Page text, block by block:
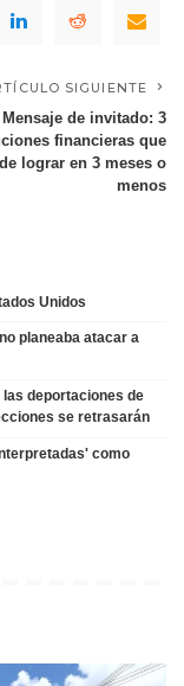
SIGUIENTE
Mensaje de invitado: 3
financieras que
lograr en 3 meses o
menos
Unidos
planeaba atacar a
las deportaciones de
se retrasarán
como